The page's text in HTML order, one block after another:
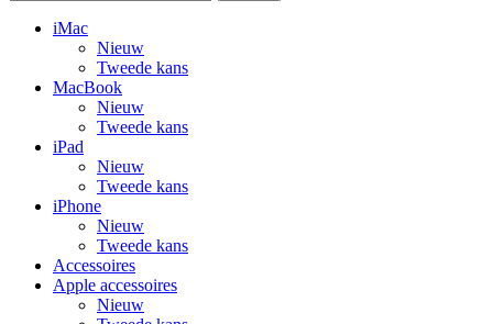
iMac
Nieuw
Tweede kans
MacBook
Nieuw
Tweede kans
iPad
Nieuw
Tweede kans
iPhone
Nieuw
Tweede kans
Accessoires
Apple accessoires
Nieuw